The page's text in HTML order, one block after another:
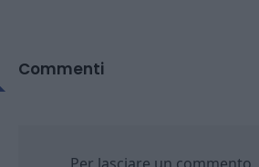
Commenti